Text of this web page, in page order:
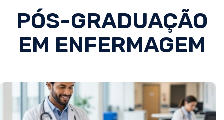
PÓS-GRADUAÇÃO
EM ENFERMAGEM